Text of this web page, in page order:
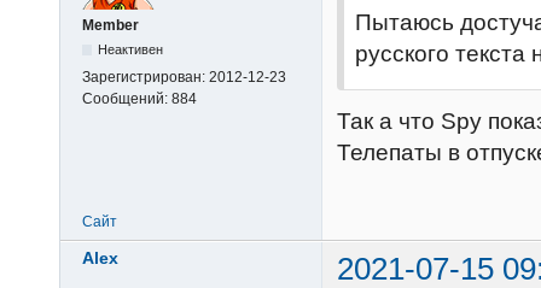
Member
Неактивен
Зарегистрирован: 2012-12-23
Сообщений: 884
Пытаюсь
русского текста
Так а что Spy
Телепаты в
Сайт
Alex 2021-07-15